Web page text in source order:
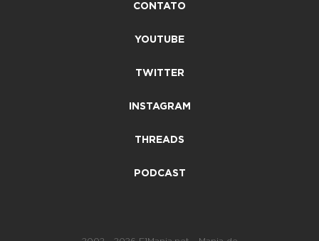
CONTATO
YOUTUBE
TWITTER
INSTAGRAM
THREADS
PODCAST